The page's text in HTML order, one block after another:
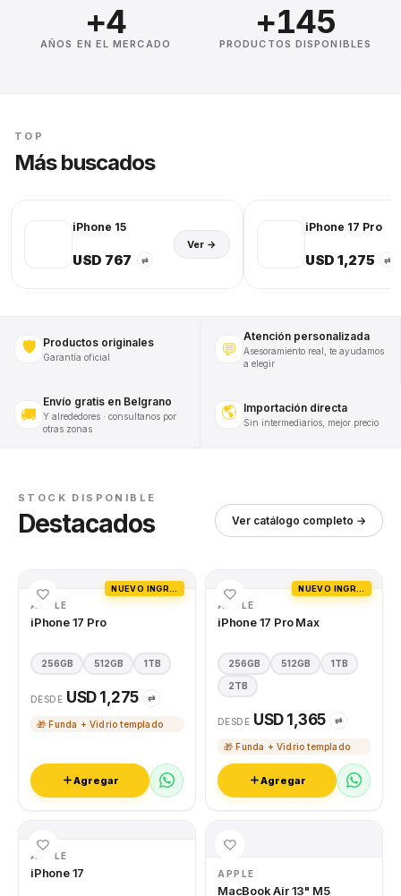
+4
AÑOS EN EL MERCADO
+145
PRODUCTOS DISPONIBLES
TOP
Más buscados
iPhone 15
USD 767 ⇄
Ver →
iPhone 17 Pro
USD 1,275 ⇄
🛡️ Productos originales
Garantía oficial 💬
Atención personalizada
Asesoramiento real, te ayudamos
a elegir
🚚
Envío gratis en Belgrano
Y alrededores · consultanos por
otras zonas
🌎 Importación directa
Sin intermediarios, mejor precio
STOCK DISPONIBLE
Destacados Ver catálogo completo →
APPLE
iPhone 17 Pro
256GB 512GB 1TB
DESDE USD 1,275 ⇄
🎁 Funda + Vidrio templado
Agregar
APPLE
iPhone 17 Pro Max
256GB 512GB 1TB
2TB
DESDE USD 1,365 ⇄
🎁 Funda + Vidrio templado
Agregar
APPLE
iPhone 17 APPLE
MacBook Air 13" M5